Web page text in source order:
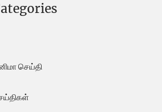
செய்தி